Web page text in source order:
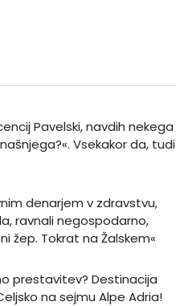
Pavelski, navdih nekega
Vsekakor da, tudi
denarjem v zdravstvu,
ravnali negospodarno,
žep. Tokrat na Žalskem«
prestavitev? Destinacija
na sejmu Alpe Adria!